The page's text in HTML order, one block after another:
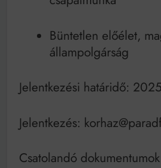
Büntetlen előélet,
állampolgárság
Jelentkezési határidő:
Jelentkezés:
Csatolandó